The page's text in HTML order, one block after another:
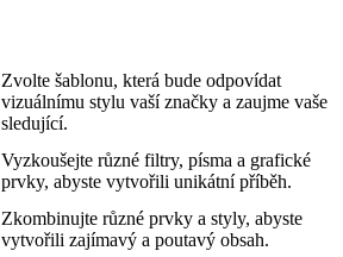
Zvolte šablonu, která bude odpovídat
vizuálnímu stylu vaší značky a zaujme vaše
sledující.
Vyzkoušejte různé filtry, písma a grafické
prvky, abyste vytvořili unikátní příběh.
Zkombinujte různé prvky a styly, abyste
vytvořili zajímavý a poutavý obsah.